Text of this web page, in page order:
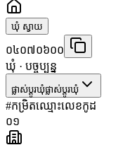
ឃុំ ស្វាយ
០៤០៧០៦០០
ឃុំ · បច្ចុប្បន្ន
ផ្លាស់ប្តូរឃុំផ្លាស់ប្តូរឃុំ
#កម្រិតឈ្មោះលេខកូដ
០១